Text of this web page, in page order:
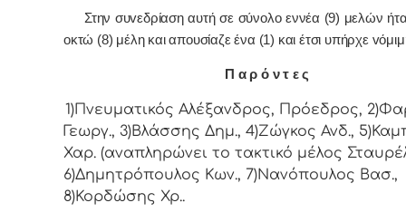
Στην συvεδρίαση αυτή σε σύνολο εννέα (9) μελών
οκτώ (8) μέλη και απουσίαζε ένα (1) και έτσι υπήρχε
Π α ρ ό ν τ ε ς
1)Πνευματικός Αλέξανδρος, Πρόεδρoς,
Γεωργ., 3)Βλάσσης Δημ., 4)Ζώγκος Ανδ.,
Χαρ. (αναπληρώνει το τακτικό μέλος
6)Δημητρόπουλος Κων., 7)Νανόπουλος Βασ.,
8)Κορδώσης Χρ..